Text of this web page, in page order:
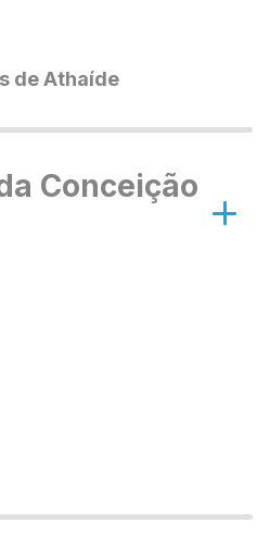
de Athaíde
Conceição